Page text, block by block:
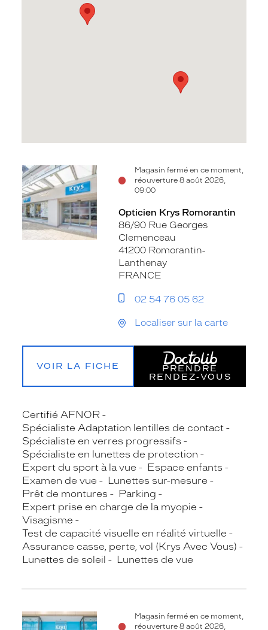
Magasin fermé en ce moment,
réouverture 8 août 2026,
09:00
Voir
la
fiche
Opticien Krys Romorantin
86/90 Rue Georges
Clemenceau
41200 Romorantin-
Lanthenay
FRANCE
02 54 76 05 62
Localiser sur la carte
VOIR LA FICHE
PRENDRE
RENDEZ‑VOUS
Certifié AFNOR
Spécialiste Adaptation lentilles de contact
Spécialiste en verres progressifs
Spécialiste en lunettes de protection
Expert du sport à la vue
Espace enfants
Examen de vue
Lunettes sur-mesure
Prêt de montures
Parking
Expert prise en charge de la myopie
Visagisme
Test de capacité visuelle en réalité virtuelle
Assurance casse, perte, vol (Krys Avec Vous)
Lunettes de soleil
Lunettes de vue
Magasin fermé en ce moment,
réouverture 8 août 2026,
Voir
la
fiche